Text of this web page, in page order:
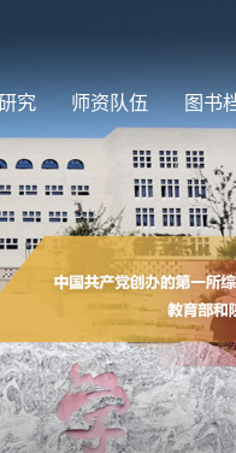
究 师资队伍 图书